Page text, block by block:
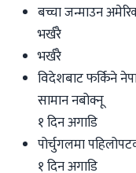
बच्चा जन्माउन
भर्खरै
भर्खरै
विदेशबाट फर्किने
सामान नबोक्नू
१ दिन अगाडि
पोर्चुगलमा
१ दिन अगाडि